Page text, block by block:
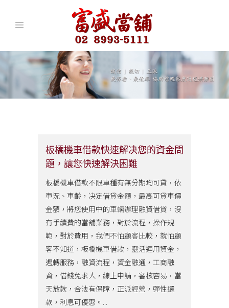
板橋機車借款快速解决您的資金問
題，讓您快速解決困難
板橋機車借款不限車種有無分期均可貸，依
車況、車齡，决定借貸金額，最高可貸車價
金額，將您使用中的車輛辦理融資借貸，沒
有手續費的當舖業務，對於流程，操作規
範，對於費用，我們不怕顧客比較，就怕顧
客不知道，板橋機車借款，靈活運用資金，
週轉服務，融資流程，資金融通，工商融
資，借錢免求人，線上申請，審核容易，當
天放款，合法有保障，正派經營，彈性還
款，利息可優惠。...